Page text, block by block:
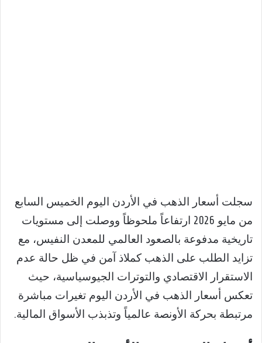
سجلت أسعار الذهب في الأردن اليوم الخميس السابع
من مايو 2026 ارتفاعاً ملحوظاً ووصلت إلى مستويات
تاريخية مدفوعة بالصعود العالمي للمعدن النفيس، مع
تزايد الطلب على الذهب كملاذ آمن في ظل حالة عدم
الاستقرار الاقتصادي والتوترات الجيوسياسية، حيث
تعكس أسعار الذهب في الأردن اليوم تغيرات مباشرة
مرتبطة بحركة الأونصة عالمياً وتذبذب الأسواق المالية.